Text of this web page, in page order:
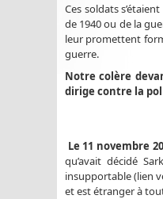
Ces soldats
de 1940 ou de la
leur promettent
guerre.
Notre colère
dirige contre la
Le 11 novembre
qu’avait décidé
insupportable (lien
et est étranger à